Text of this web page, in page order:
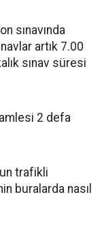
sınavında
artık 7.00
sınav süresi
2 defa
trafikli
buralarda nasıl